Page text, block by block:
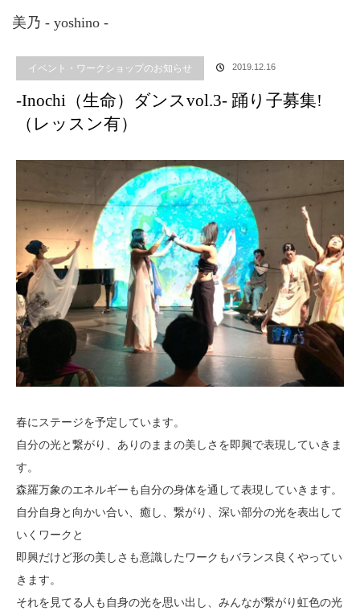
美乃 - yoshino -
ブログ
イベント・ワークショップのお知らせ 2019.12.16
-Inochi（生命）ダンスvol.3- 踊り子募集!
（レッスン有）
春にステージを予定しています。
自分の光と繋がり、ありのままの美しさを即興で表現していきま
す。
森羅万象のエネルギーも自分の身体を通して表現していきます。
自分自身と向かい合い、癒し、繋がり、深い部分の光を表出して
いくワークと
即興だけど形の美しさも意識したワークもバランス良くやってい
きます。
それを見てる人も自身の光を思い出し、みんなが繋がり虹色の光